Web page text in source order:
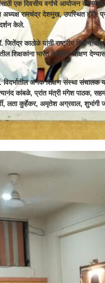
एक दिवसीय वर्गाचे आयोजन
रामचंद्र देशमुख, उपस्थित होते.
केले.
काठोळे यांनी राष्ट्रीय शिक्षण
शिक्षकांना भारत केन्द्रित
अनेक शिक्षण संस्था संचालक
कांबळे, प्रांत मंत्री मंगेश पाठक,
लता कुर्हेकर, अमृतेश अग्रवाल, शुभांगी